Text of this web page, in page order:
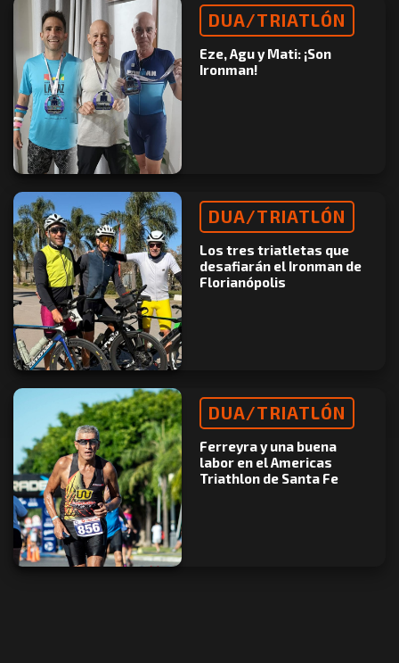
DUA/TRIATLÓN
Eze, Agu y Mati: ¡Son
Ironman!
DUA/TRIATLÓN
Los tres triatletas que
desafiarán el Ironman de
Florianópolis
DUA/TRIATLÓN
Ferreyra y una buena
labor en el Americas
Triathlon de Santa Fe